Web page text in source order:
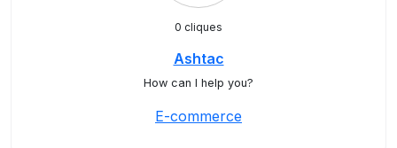
0 cliques
Ashtac
How can I help you?
E-commerce